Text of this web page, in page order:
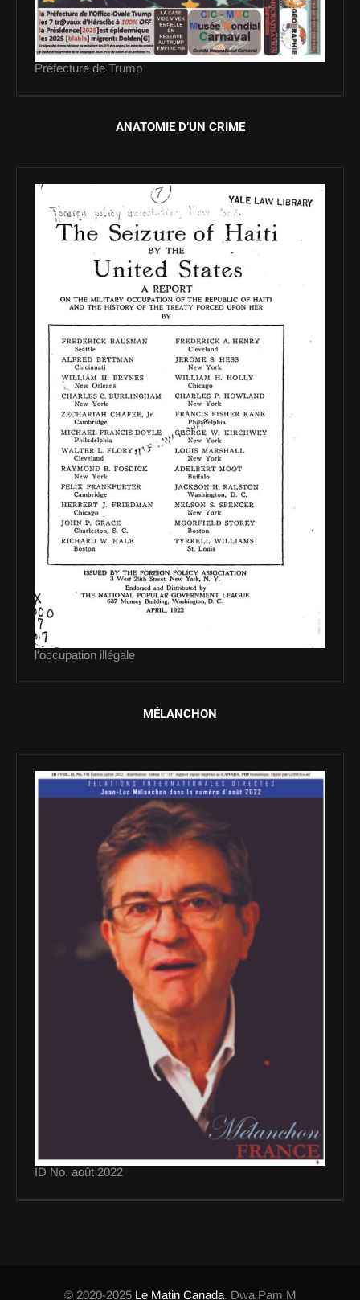
Préfecture de Trump
ANATOMIE D’UN CRIME
l'occupation illégale
MÉLANCHON
ID No. août 2022
© 2020-2025 Le Matin Canada. Dwa Pam M